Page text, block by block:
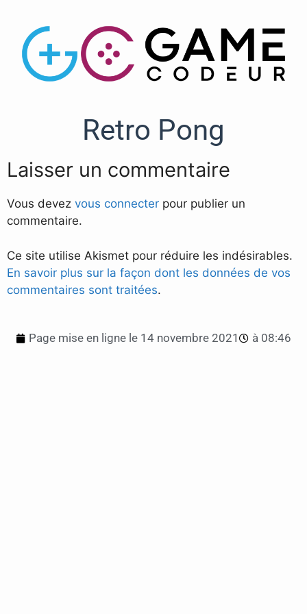
Retro Pong
Laisser un commentaire
Vous devez vous connecter pour publier un
commentaire.
Ce site utilise Akismet pour réduire les indésirables.
En savoir plus sur la façon dont les données de vos
commentaires sont traitées.
Page mise en ligne le 14 novembre 2021 à 08:46